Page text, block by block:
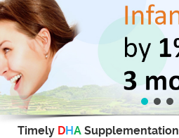
Timely DHA Supplementation